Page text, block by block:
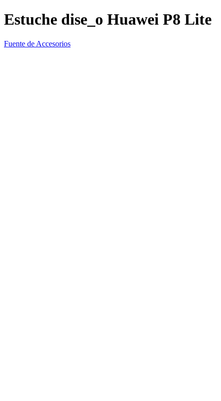
Estuche dise_o Huawei P8 Lite
Fuente de Accesorios